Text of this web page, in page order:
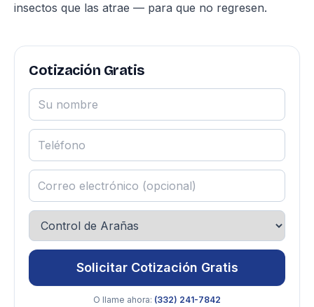
insectos que las atrae — para que no regresen.
Cotización Gratis
Solicitar Cotización Gratis
O llame ahora: (332) 241-7842